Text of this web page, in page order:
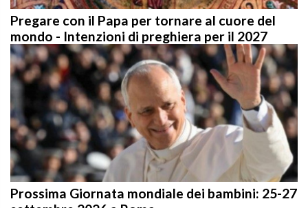
Pregare con il Papa per tornare al cuore del
mondo - Intenzioni di preghiera per il 2027
Prossima Giornata mondiale dei bambini: 25-27
settembre 2026 a Roma